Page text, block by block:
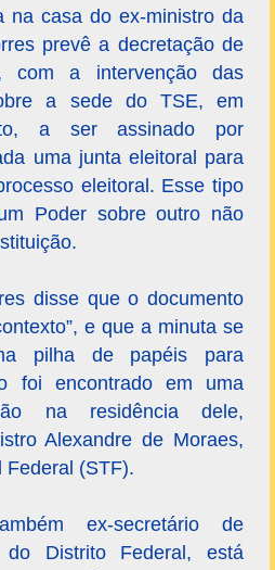
na casa do ex-ministro da
prevê a decretação de
com a intervenção das
a sede do TSE, em
a ser assinado por
uma junta eleitoral para
eleitoral. Esse tipo
Poder sobre outro não
disse que o documento
e que a minuta se
pilha de papéis para
foi encontrado em uma
na residência dele,
Alexandre de Moraes,
Federal (STF).
ex-secretário de
do Distrito Federal, está